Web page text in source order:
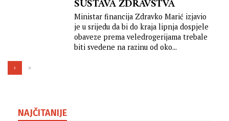
SUSTAVA ZDRAVSTVA
Ministar financija Zdravko Marić izjavio
je u srijedu da bi do kraja lipnja dospjele
obaveze prema veledrogerijama trebale
biti svedene na razinu od oko...
› »
NAJČITANIJE